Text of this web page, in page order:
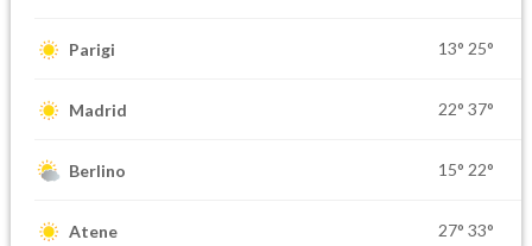
Parigi 13° 25°
Madrid 22° 37°
Berlino 15° 22°
Atene 27° 33°